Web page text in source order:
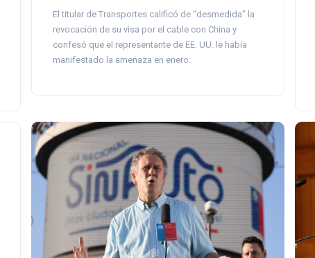
El titular de Transportes calificó de “desmedida” la
revocación de su visa por el cable con China y
confesó que el representante de EE. UU. le había
manifestado la amenaza en enero.